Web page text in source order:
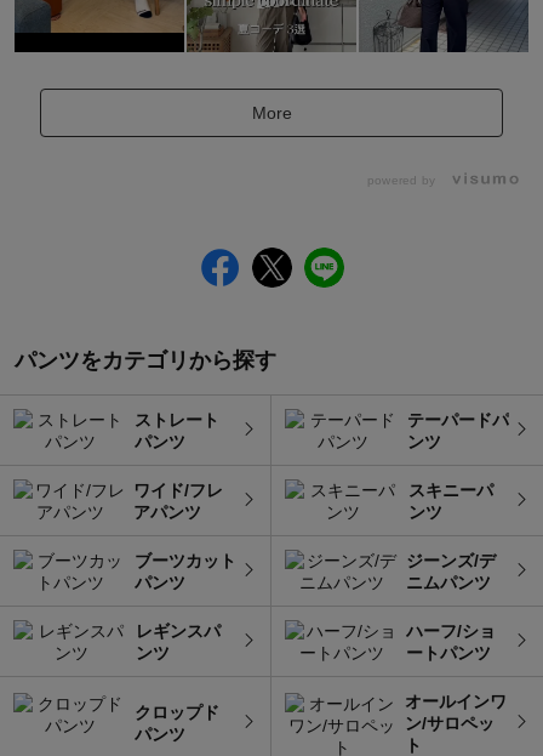
More
powered by
パンツをカテゴリから探す
ストレート
パンツ
テーパードパ
ンツ
ワイド/フレ
アパンツ
スキニーパ
ンツ
ブーツカット
パンツ
ジーンズ/デ
ニムパンツ
レギンスパ
ンツ
ハーフ/ショ
ートパンツ
クロップド
パンツ
オールインワ
ン/サロペッ
ト